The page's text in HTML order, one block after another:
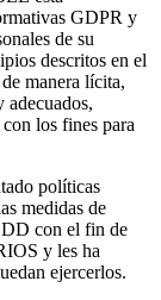
GDPR y
de su
descritos en el
manera lícita,
adecuados,
los fines para
políticas
medidas de
con el fin de
y les ha
ejercerlos.